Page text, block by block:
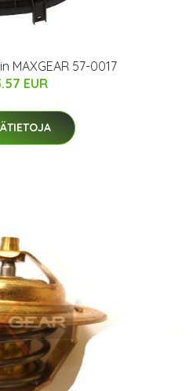
MAXGEAR 57-0017
EUR